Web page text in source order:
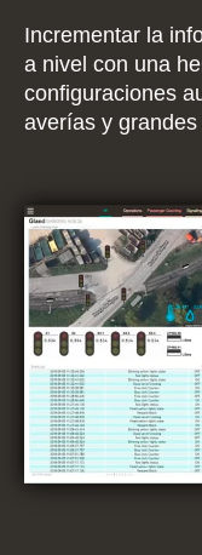
Incrementar la
a nivel con una
configuraciones
averías y